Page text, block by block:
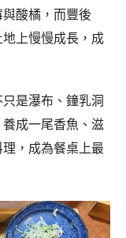
酸橘，而豐後
上慢慢成長，成
是瀑布、鐘乳洞
成一尾香魚、滋
，成為餐桌上最